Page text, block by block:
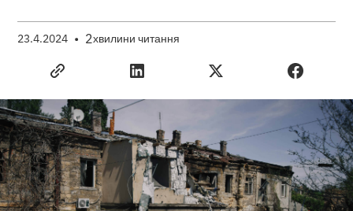
23.4.2024 • 2хвилини читання